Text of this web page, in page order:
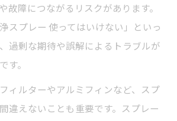
故障につながるリスクがあります。
スプレー 使ってはいけない」といっ
過剰な期待や誤解によるトラブルが
す。
ィルターやアルミフィンなど、スプ
違えないことも重要です。スプレー